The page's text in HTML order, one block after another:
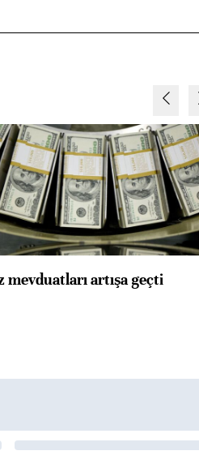
mevduatları artışa geçti